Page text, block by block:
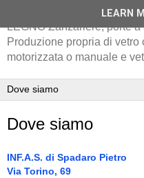
Serramenta in alluminio
LEGNO Zanzariere, porte
Produzione propria di
motorizzata o manuale e
Dove siamo
INF.A.S. di Spadaro Pietro
Via Torino, 69
LEARN